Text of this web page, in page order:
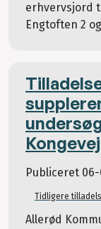
erhvervsjord
Engtoften 2
Publiceret
Tidligere
Allerød